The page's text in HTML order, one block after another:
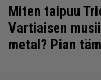
Miten taipuu
Vartiaisen
metal? Pian